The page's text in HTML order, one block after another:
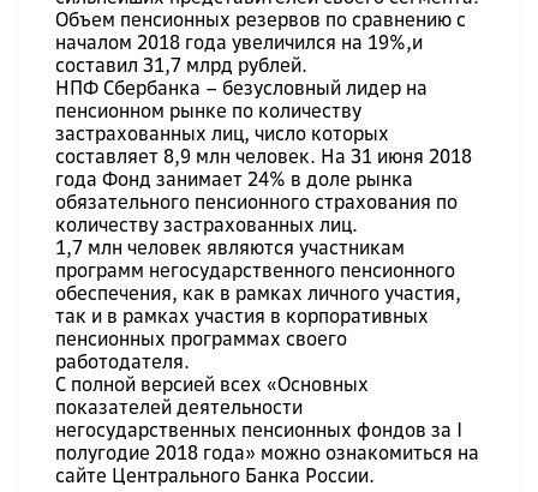
Объем пенсионных резервов по сравнению с
началом 2018 года увеличился на 19%,и
составил 31,7 млрд рублей.
НПФ Сбербанка – безусловный лидер на
пенсионном рынке по количеству
застрахованных лиц, число которых
составляет 8,9 млн человек. На 31 июня 2018
года Фонд занимает 24% в доле рынка
обязательного пенсионного страхования по
количеству застрахованных лиц.
1,7 млн человек являются участникам
программ негосударственного пенсионного
обеспечения, как в рамках личного участия,
так и в рамках участия в корпоративных
пенсионных программах своего
работодателя.
С полной версией всех «Основных
показателей деятельности
негосударственных пенсионных фондов за I
полугодие 2018 года» можно ознакомиться на
сайте Центрального Банка России.